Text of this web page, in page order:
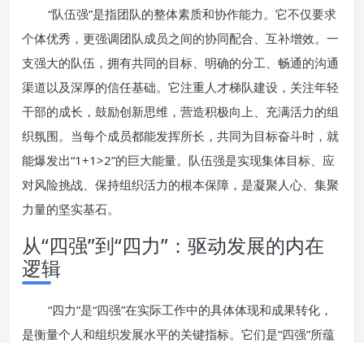
“队伍强”是指团队的整体素质和协作能力。它不仅要求
个体优秀，更强调团队成员之间的协同配合、互补增效。一
支强大的队伍，拥有共同的目标、明确的分工、畅通的沟通
渠道以及深厚的信任基础。它注重人才梯队建设，关注年轻
干部的成长，鼓励创新思维，营造积极向上、充满活力的组
织氛围。当每个成员都能发挥所长，共同为目标奋斗时，就
能爆发出“1+1>2”的巨大能量。队伍强是实现集体目标、应
对风险挑战、保持组织活力的根本保障，是凝聚人心、集聚
力量的坚实基石。
从“四强”到“四力”：驱动发展的内在
逻辑
“四力”是“四强”在实际工作中的具体体现和成果转化，
是衡量个人和组织发展水平的关键指标。它们是“四强”所蕴